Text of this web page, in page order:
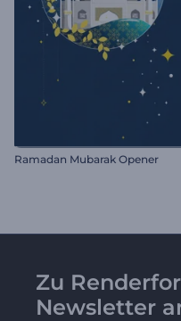
Ramadan Mubarak Opener
Zu
Newsletter